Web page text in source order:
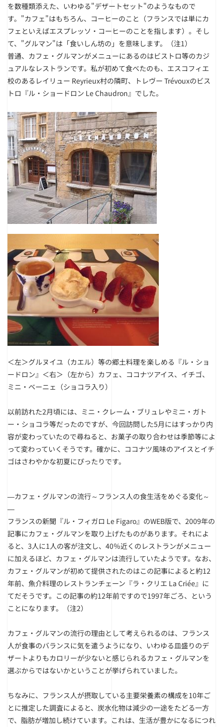
を数種類添えた、いわゆる"デザートセット"のようなもので
す。"カフェ"はもちろん、コーヒーのこと（フランスでは単にカ
フェといえばエスプレッソ・コーヒーのことを指します）。そし
て、"グルマン"は「食いしん坊の」を意味します。
（注1）
普通、カフェ・グルマンがメニューにあるのはビストロ等のカジ
ュアルなレストランです。私が初めて食べたのも、エスコフィエ
校のあるレイリュー Reyrieux村の隣町、トレヴー Trévouxのビス
トロ『ル・ショードロン Le Chaudron』でした。
＜左＞グルヌイユ（カエル）等の郷土料理を楽しめる『ル・ショ
ードロン』 ＜右＞（左から）カフェ、ココナツアイス、イチゴ、
ミニ・ベーニェ（ショコラ入り）
以前訪れた2月頃には、ミニ・クレーム・ブリュレやミニ・ガト
ー・ショコラ等だったのですが、今回訪問した5月にはすっかり内
容が変わっていたので尋ねると、お菓子の取り合わせは季節等によ
って変わっていくそうです。確かに、ココナツ風味のアイスとイチ
ゴはさわやかな初夏にぴったりです。
―カフェ・グルマンの流行～フランス人の食生活をめぐる変化～
―
フランスの新聞『ル・フィガロ Le Figaro』のWEB版で、2009年の
記事にカフェ・グルマンを取り上げたものがあります。それによ
ると、3人に1人の客が注文し、40％近くのレストランがメニュー
に加えるほど、カフェ・グルマンは流行していたようです。なお、
カフェ・グルマンが初めて提供されたのはこの記事によると約12
年前、魚介料理のレストランチェーン『ラ・クリエ La Criée』に
てだそうです。この記事の約12年前ですので1997年ごろ、という
ことになります。
（注2）
カフェ・グルマンの流行の理由として考えられるのは、フランス
人が食事のバランスに気を遣うようになり、いわゆる皿盛りのデ
ザートよりもカロリーが少ないと感じられるカフェ・グルマンを
選ぶからではないかということが挙げられていました。
ちなみに、フランス人が摂取している主要栄養素の構成を10年ご
とに推定した調査によると、炭水化物は減少の一途をたどる一方
で、脂肪が増加し続けています。これは、生活が豊かになるにつれ